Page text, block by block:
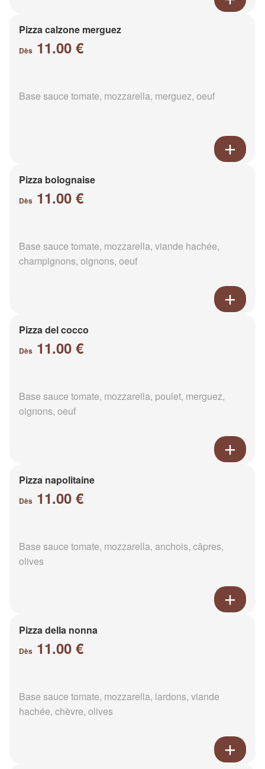
Pizza calzone merguez
Dès 11.00 €
Base sauce tomate, mozzarella, merguez, oeuf
Pizza bolognaise
Dès 11.00 €
Base sauce tomate, mozzarella, viande hachée,
champignons, oignons, oeuf
Pizza del cocco
Dès 11.00 €
Base sauce tomate, mozzarella, poulet, merguez,
oignons, oeuf
Pizza napolitaine
Dès 11.00 €
Base sauce tomate, mozzarella, anchois, câpres,
olives
Pizza della nonna
Dès 11.00 €
Base sauce tomate, mozzarella, lardons, viande
hachée, chèvre, olives